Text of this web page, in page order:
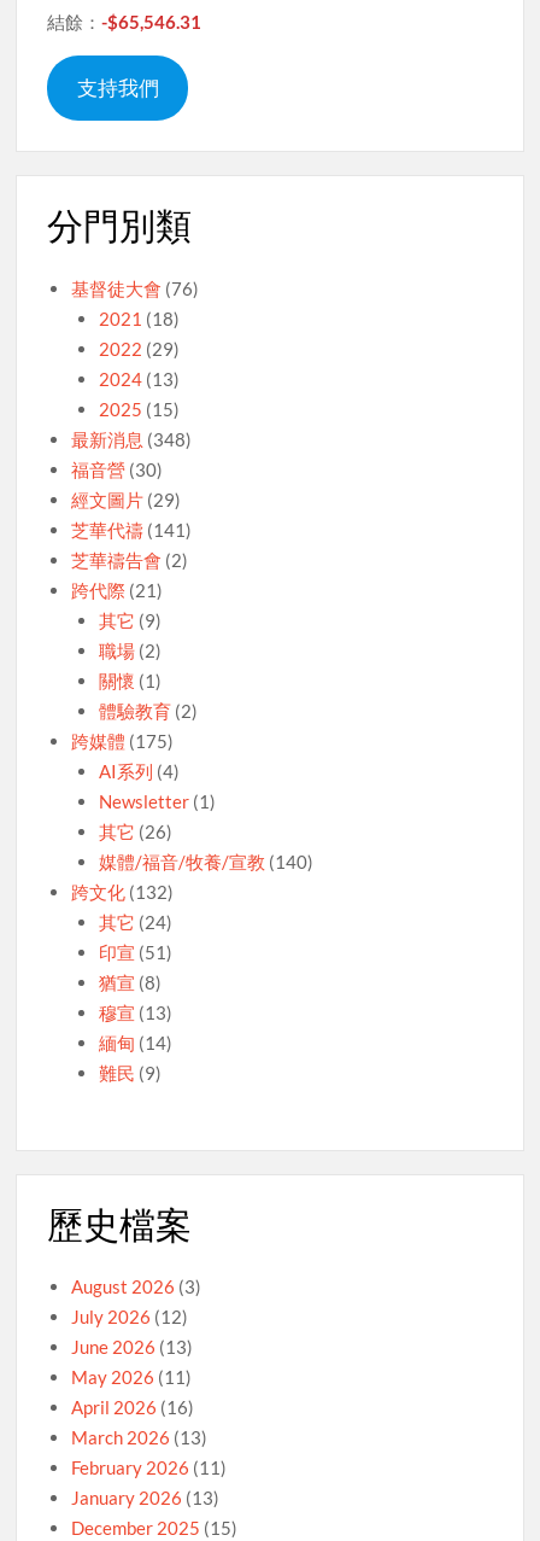
結餘：-$65,546.31
支持我們
分門別類
基督徒大會 (76)
2021 (18)
2022 (29)
2024(13)
2025 (15)
最新消息 (348)
福音營 (30)
經文圖片 (29)
芝華代禱 (141)
芝華禱告會 (2)
跨代際 (21)
其它 (9)
職場(2)
關懷 (1)
體驗教育(2)
跨媒體 (175)
AI系列 (4)
Newsletter(1)
其它 (26)
媒體/福音/牧養/宣教 (140)
跨文化 (132)
其它 (24)
印宣 (51)
猶宣 (8)
穆宣 (13)
緬甸 (14)
難民 (9)
歷史檔案
August 2026 (3)
July 2026 (12)
June 2026 (13)
May 2026 (11)
April 2026 (16)
March 2026 (13)
February 2026 (11)
January 2026 (13)
December 2025 (15)